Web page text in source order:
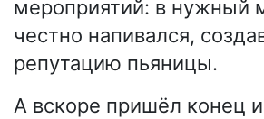
мероприятий: в нужный
честно напивался,
репутацию пьяницы.
А вскоре пришёл конец